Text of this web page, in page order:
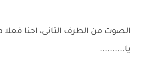
الصوت من الطرف التانى، احنا
يا..........